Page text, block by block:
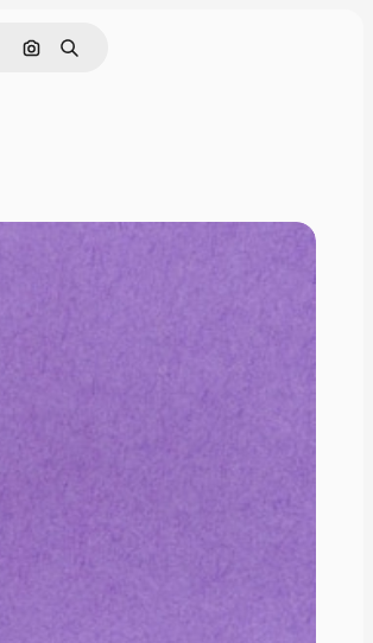
Поиск по изображению
Поиск